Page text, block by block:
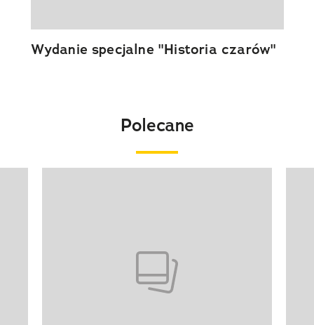
Wydanie specjalne "Historia czarów"
Polecane